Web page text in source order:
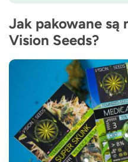
Czas kwitnienia
8–9 tygodni od
THC
Średni
Średni
Typ kwitnienia
Autokwitnący
Jak pakowane są
Vision Seeds?